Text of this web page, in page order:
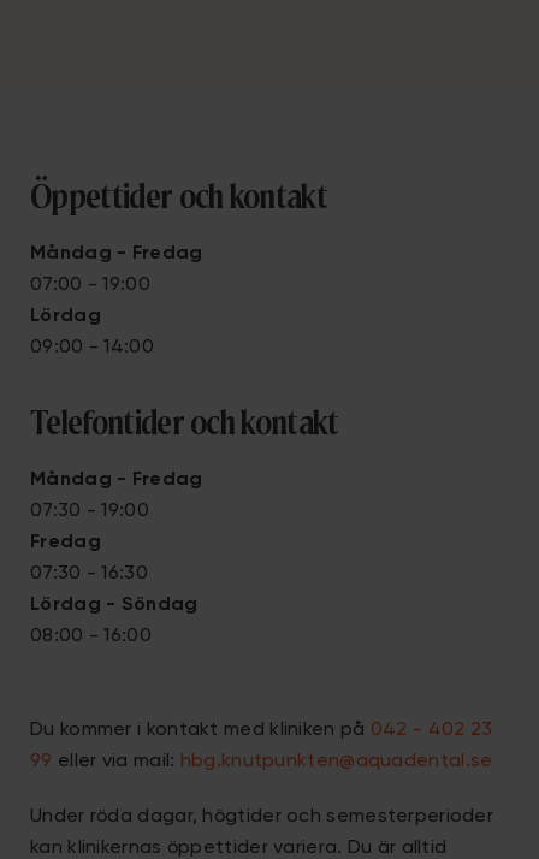
Öppettider och kontakt
Måndag - Fredag
07:00 - 19:00
Lördag
09:00 - 14:00
Telefontider och kontakt
Måndag - Fredag
07:30 - 19:00
Fredag
07:30 - 16:30
Lördag - Söndag
08:00 - 16:00
Du kommer i kontakt med kliniken på 042 - 402 23
99 eller via mail: hbg.knutpunkten@aquadental.se
Under röda dagar, högtider och semesterperioder
kan klinikernas öppettider variera. Du är alltid